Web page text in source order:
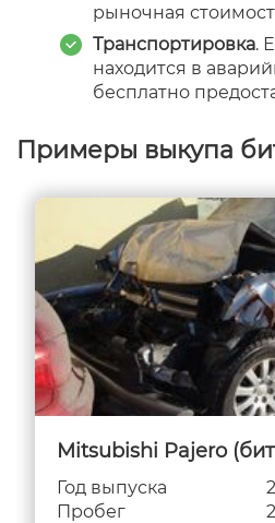
рыночная
Транспортировка.
находится в
бесплатно
Примеры выкупа
Mitsubishi Pajero
Год выпуска
Пробег